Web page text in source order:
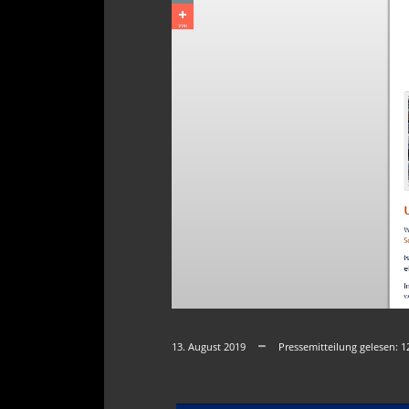
13. August 2019 Pressemitteilung gelesen: